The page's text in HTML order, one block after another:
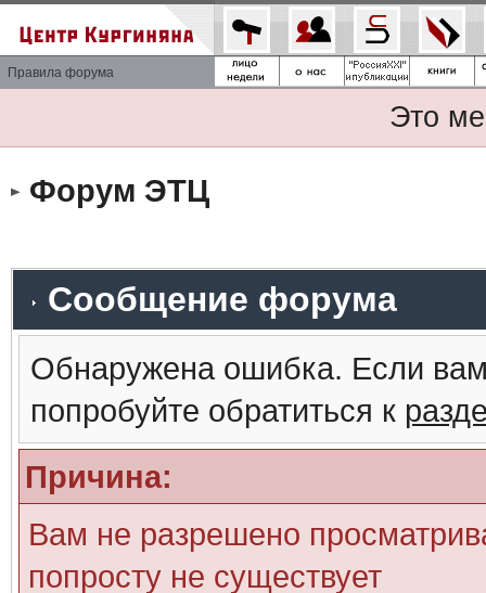
Правила форума
Это
Форум ЭТЦ
Сообщение форума
Обнаружена ошибка. Если
попробуйте обратиться к
Причина:
Вам не разрешено
попросту не существует